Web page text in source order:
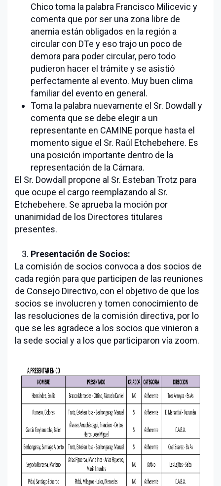
Chico toma la palabra Francisco Milicevic y
comenta que por ser una zona libre de
anemia están obligados en la región a
circular con DTe y eso trajo un poco de
demora para poder circular, pero todo
pudieron hacer el trámite y se asistió
perfectamente al evento. Muy buen clima
familiar del evento en general.
Toma la palabra nuevamente el Sr. Dowdall y
comenta que se debe elegir a un
representante en CAMINE porque hasta el
momento sigue el Sr. Raúl Etchebehere. Es
una posición importante dentro de la
representación de la Cámara.
El Sr. Dowdall propone al Sr. Esteban Trotz para
que ocupe el cargo reemplazando al Sr.
Etchebehere. Se aprueba la moción por
unanimidad de los Directores titulares
presentes.
Presentación de Socios:
La comisión de socios convoca a dos socios de
cada región para que participen de las reuniones
de Consejo Directivo, con el objetivo de que los
socios se involucren y tomen conocimiento de
las resoluciones de la comisión directiva, por lo
que se les agradece a los socios que vinieron a
la sede social y a los que participaron vía zoom.